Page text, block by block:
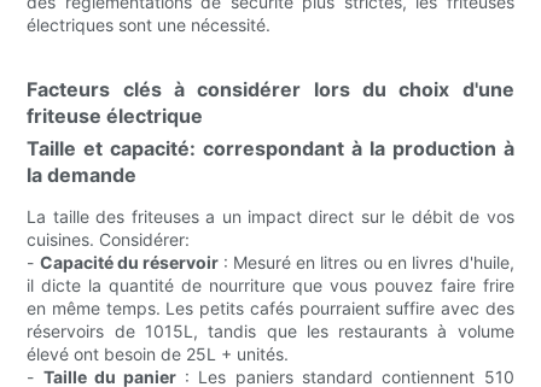
électriques sont une nécessité.
Facteurs clés à considérer lors du choix d'une
friteuse électrique
Taille et capacité: correspondant à la production à
la demande
La taille des friteuses a un impact direct sur le débit de vos
cuisines. Considérer:
- Capacité du réservoir : Mesuré en litres ou en livres d'huile,
il dicte la quantité de nourriture que vous pouvez faire frire
en même temps. Les petits cafés pourraient suffire avec des
réservoirs de 1015L, tandis que les restaurants à volume
élevé ont besoin de 25L + unités.
- Taille du panier : Les paniers standard contiennent 510